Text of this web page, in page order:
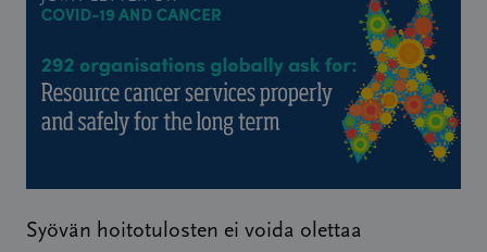
Syövän hoitotulosten ei voida olettaa